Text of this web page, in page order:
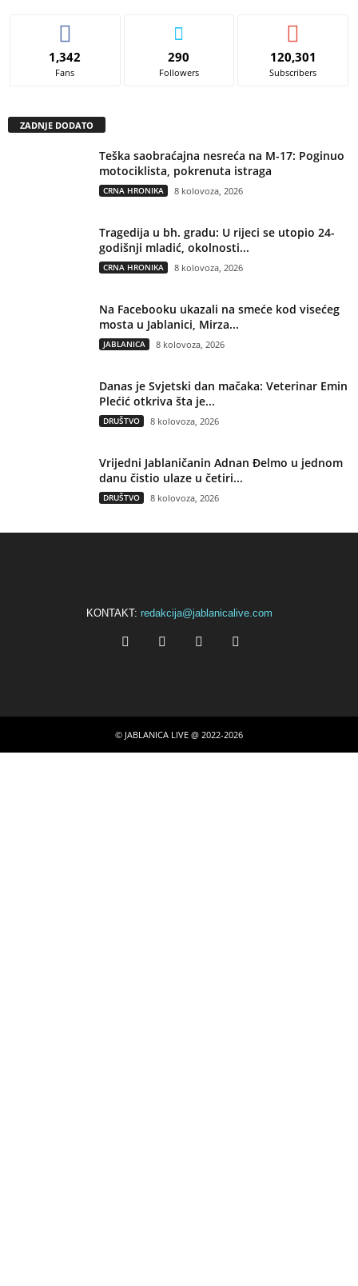
1,342
Fans
290
Followers
120,301
Subscribers
ZADNJE DODATO
Teška saobraćajna nesreća na M-17: Poginuo
motociklista, pokrenuta istraga
CRNA HRONIKA 8 kolovoza, 2026
Tragedija u bh. gradu: U rijeci se utopio 24-
godišnji mladić, okolnosti...
CRNA HRONIKA 8 kolovoza, 2026
Na Facebooku ukazali na smeće kod visećeg
mosta u Jablanici, Mirza...
JABLANICA 8 kolovoza, 2026
Danas je Svjetski dan mačaka: Veterinar Emin
Plećić otkriva šta je...
DRUŠTVO 8 kolovoza, 2026
Vrijedni Jablaničanin Adnan Đelmo u jednom
danu čistio ulaze u četiri...
DRUŠTVO 8 kolovoza, 2026
KONTAKT: redakcija@jablanicalive.com
© JABLANICA LIVE @ 2022-2026